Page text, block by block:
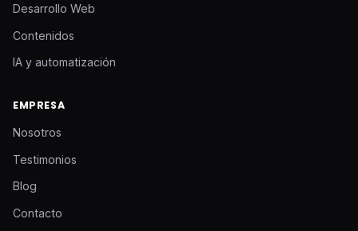
Desarrollo Web
Contenidos
IA y automatización
EMPRESA
Nosotros
Testimonios
Blog
Contacto